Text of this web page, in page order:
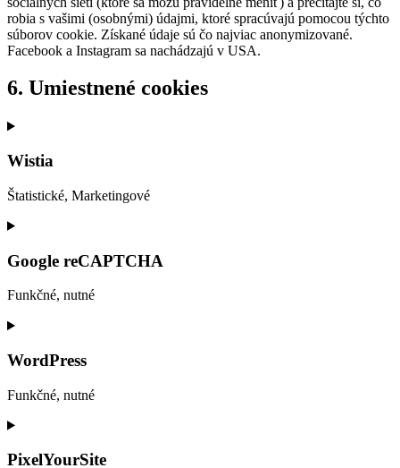
robia s vašimi (osobnými) údajmi, ktoré spracúvajú pomocou týchto
súborov cookie. Získané údaje sú čo najviac anonymizované.
Facebook a Instagram sa nachádzajú v USA.
6. Umiestnené cookies
Wistia
Štatistické, Marketingové
Consent
service
wistia
Google reCAPTCHA
Funkčné, nutné
Consent
service
recaptcha
WordPress
Funkčné, nutné
Consent
service
PixelYourSite